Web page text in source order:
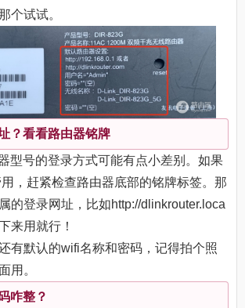
个试试。
？看看路由器铭牌
型号的登录方式可能有点小差别。如果
，赶紧检查路由器底部的铭牌标签。那
的登录网址，比如http://dlinkrouter.loca
来用就行！
有默认的wifi名称和密码，记得拍个照
用。
咋整？